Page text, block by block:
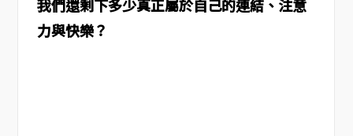
我們還剩下多少真正屬於自己的連結、注意
力與快樂？